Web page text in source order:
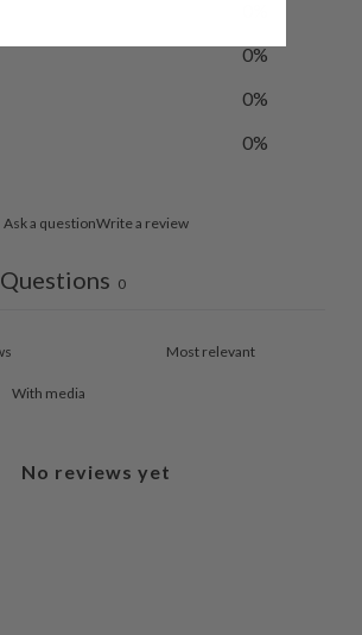
0%
0%
0%
Ask a questionWrite a review
Questions 0
With media
No reviews yet